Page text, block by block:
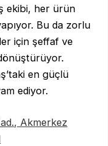
ekibi, her ürün
Bu da zorlu
için şeffaf ve
en güçlü
ediyor.
Akmerkez